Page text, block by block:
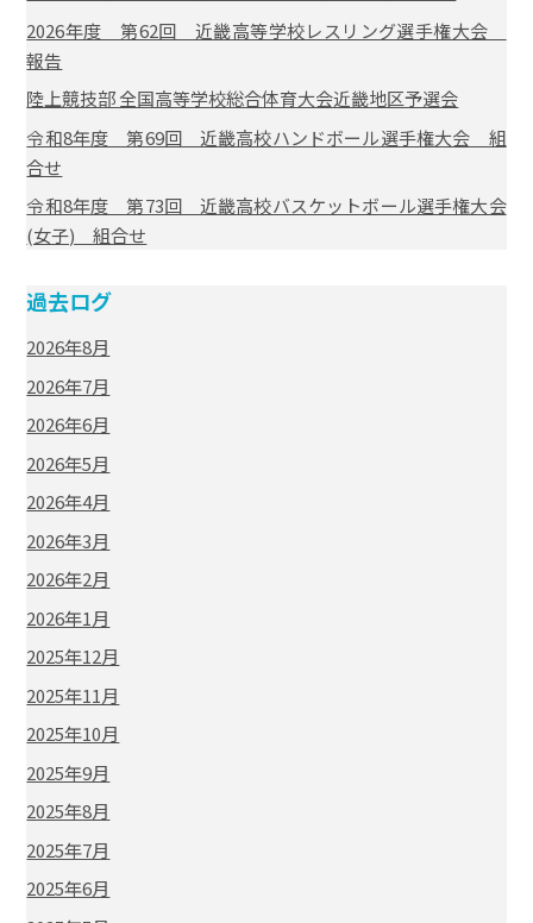
2026年度 第62回 近畿高等学校レスリング選手権大会
報告
陸上競技部 全国高等学校総合体育大会近畿地区予選会
令和8年度 第69回 近畿高校ハンドボール選手権大会 組
合せ
令和8年度 第73回 近畿高校バスケットボール選手権大会
(女子) 組合せ
過去ログ
2026年8月
2026年7月
2026年6月
2026年5月
2026年4月
2026年3月
2026年2月
2026年1月
2025年12月
2025年11月
2025年10月
2025年9月
2025年8月
2025年7月
2025年6月